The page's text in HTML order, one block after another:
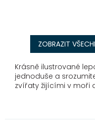
ZOBRAZIT
Krásně ilustrované
jednoduše a
zvířaty žijícími v moři